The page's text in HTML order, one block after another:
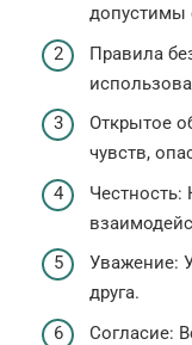
допустимы
Правила
Открытое
чувств,
Уважение:
друга.
Согласие: